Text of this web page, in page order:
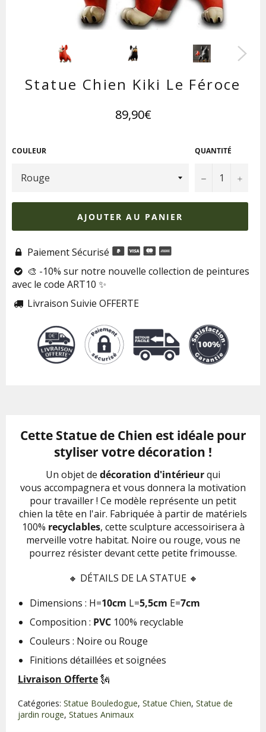
Statue Chien Kiki Le Féroce
Prix
régulier
89,90€
COULEUR QUANTITÉ
− +
AJOUTER AU PANIER
 Paiement Sécurisé

🎨 -10% sur notre nouvelle collection de peintures
avec le code ART10 ✨
 Livraison Suivie OFFERTE
Cette Statue de Chien est idéale pour
styliser votre décoration !
Un objet de décoration d'intérieurqui
vous accompagnera et vous donnera la motivation
pour travailler ! Ce modèle représente un petit
chien la tête en l'air. Fabriquée à partir de matériels
100% recyclables, cette sculpture accessoirisera à
merveille votre habitat. Noire ou rouge, vous ne
pourrez résister devant cette petite frimousse.
🔸 DÉTAILS DE LA STATUE 🔸
Dimensions : H=10cm L=5,5cm E=7cm
Composition : PVC 100% recyclable
Couleurs : Noire ou Rouge
Finitions détaillées et soignées
Livraison Offerte🗽
Catégories: Statue Bouledogue, Statue Chien, Statue de
jardin rouge, Statues Animaux